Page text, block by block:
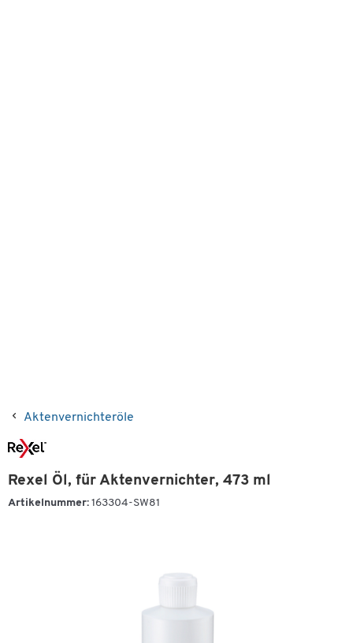
Aktenvernichteröle
Rexel Öl, für Aktenvernichter, 473 ml
Artikelnummer: 163304-SW81